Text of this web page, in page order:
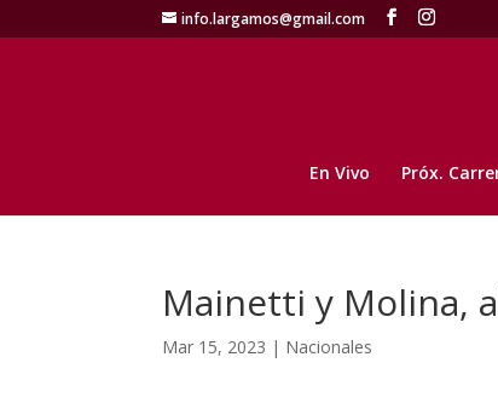
info.largamos@gmail.com
En Vivo Próx.
Mainetti y Molina,
Mar 15, 2023 | Nacionales